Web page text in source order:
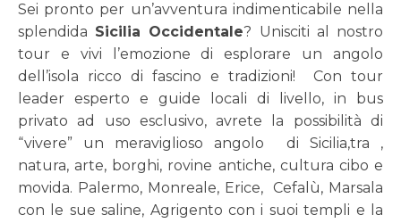
Sei pronto per un’avventura indimenticabile nella
splendida Sicilia Occidentale? Unisciti al nostro
tour e vivi l’emozione di esplorare un angolo
dell’isola ricco di fascino e tradizioni! Con tour
leader esperto e guide locali di livello, in bus
privato ad uso esclusivo, avrete la possibilità di
“vivere” un meraviglioso angolo di Sicilia,tra ,
natura, arte, borghi, rovine antiche, cultura cibo e
movida. Palermo, Monreale, Erice, Cefalù, Marsala
con le sue saline, Agrigento con i suoi templi e la